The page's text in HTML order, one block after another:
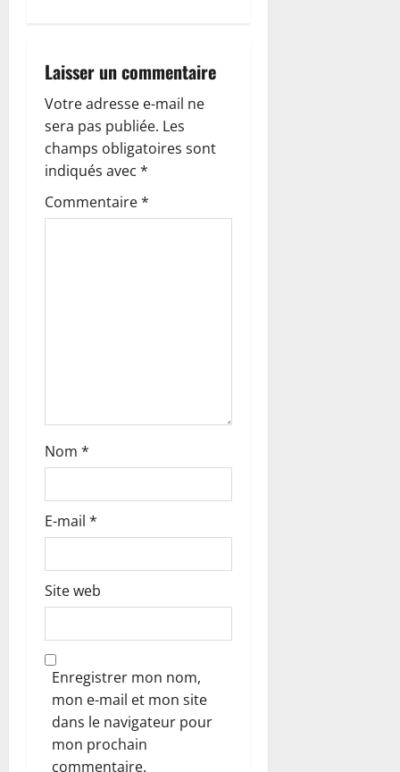
i
o
n
d
’
l
e
Laisser un commentaire
Votre adresse e-mail ne
sera pas publiée. Les
champs obligatoires sont
indiqués avec *
Commentaire*
Nom *
E-mail *
Site web
Enregistrer mon nom,
mon e-mail et mon site
dans le navigateur pour
mon prochain
commentaire.